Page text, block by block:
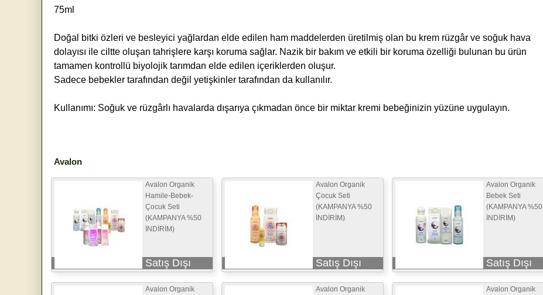
75ml
Doğal bitki özleri ve besleyici yağlardan elde edilen ham maddelerden üretilmiş olan bu krem rüzgâr ve soğuk hava
dolayısı ile ciltte oluşan tahrişlere karşı koruma sağlar. Nazik bir bakım ve etkili bir koruma özelliği bulunan bu ürün
tamamen kontrollü biyolojik tarımdan elde edilen içeriklerden oluşur.
Sadece bebekler tarafından değil yetişkinler tarafından da kullanılır.
Kullanımı: Soğuk ve rüzgârlı havalarda dışarıya çıkmadan önce bir miktar kremi bebeğinizin yüzüne uygulayın.
Avalon
Avalon Organik
Hamile-Bebek-
Çocuk Seti
(KAMPANYA %50
İNDİRİM)
Satış Dışı
Avalon Organik
Çocuk Seti
(KAMPANYA %50
İNDİRİM)
Satış Dışı
Avalon Organik
Bebek Seti
(KAMPANYA %50
İNDİRİM)
Satış Dışı
Avalon Organik
Avalon Organik
Avalon Organik